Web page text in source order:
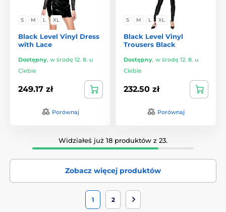
S M L XL
Black Level Vinyl Dress
with Lace
Dostępny, w środę 12. 8. u
Ciebie
249.17 zł
Porównaj
S M L XL
Black Level Vinyl
Trousers Black
Dostępny, w środę 12. 8. u
Ciebie
232.50 zł
Porównaj
Widziałeś już 18 produktów z 23.
Zobacz więcej produktów
1 2